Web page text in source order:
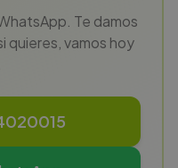
Te damos
quieres, vamos hoy